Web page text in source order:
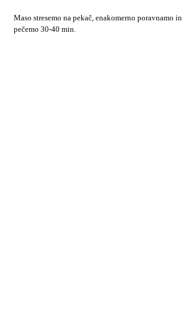
Maso stresemo na pekač, enakomerno poravnamo in
pečemo 30-40 min.